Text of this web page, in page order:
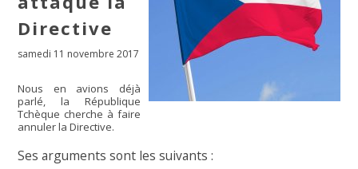
Directive
samedi 11 novembre 2017
Nous en avions déjà
parlé, la République
Tchèque cherche à faire
annuler la Directive.
Ses arguments sont les suivants :